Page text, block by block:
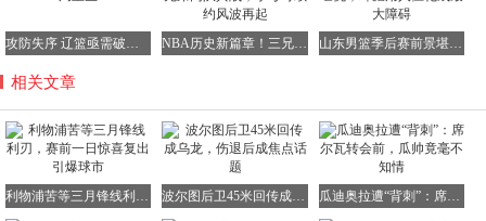
攻防失序 辽篮亟需破局重生 NBA历史新篇章！三兄弟同队共战，字母哥续约风波再起 山东男篮季后赛前景堪忧，邱彪用人僵化成最大障碍
相关文章
利物浦苦等三月锋线利刃，赛前一日惊喜复出引爆球市 波尔图后卫45米回传成乌龙，伤退后成焦点话题 瓜迪奥拉遭“背刺”：席尔瓦转会前，瓜帅竟毫不知情